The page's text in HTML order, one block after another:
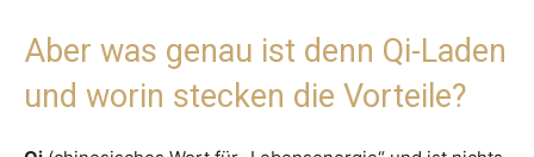
Aber was genau ist denn Qi-Laden
und worin stecken die Vorteile?